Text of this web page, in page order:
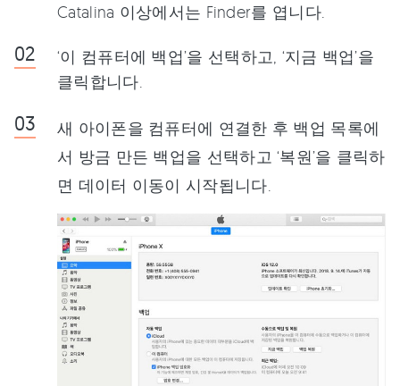
Catalina 이상에서는 Finder를 엽니다.
‘이 컴퓨터에 백업’을 선택하고, ‘지금 백업’을
클릭합니다.
새 아이폰을 컴퓨터에 연결한 후 백업 목록에
서 방금 만든 백업을 선택하고 ‘복원’을 클릭하
면 데이터 이동이 시작됩니다.